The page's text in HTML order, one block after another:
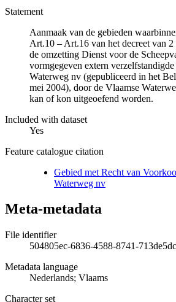
Statement
Aanmaak van de gebieden
Art.10 – Art.16 van het decreet van
de omzetting Dienst voor de
vormgegeven extern
Waterweg nv (gepubliceerd in het
mei 2004), door de Vlaamse
kan of kon uitgeoefend worden.
Included with dataset
Yes
Feature catalogue citation
Gebied met Recht van
Waterweg nv
Meta-metadata
File identifier
504805ec-6836-4588-8741-
Metadata language
Nederlands; Vlaams
Character set